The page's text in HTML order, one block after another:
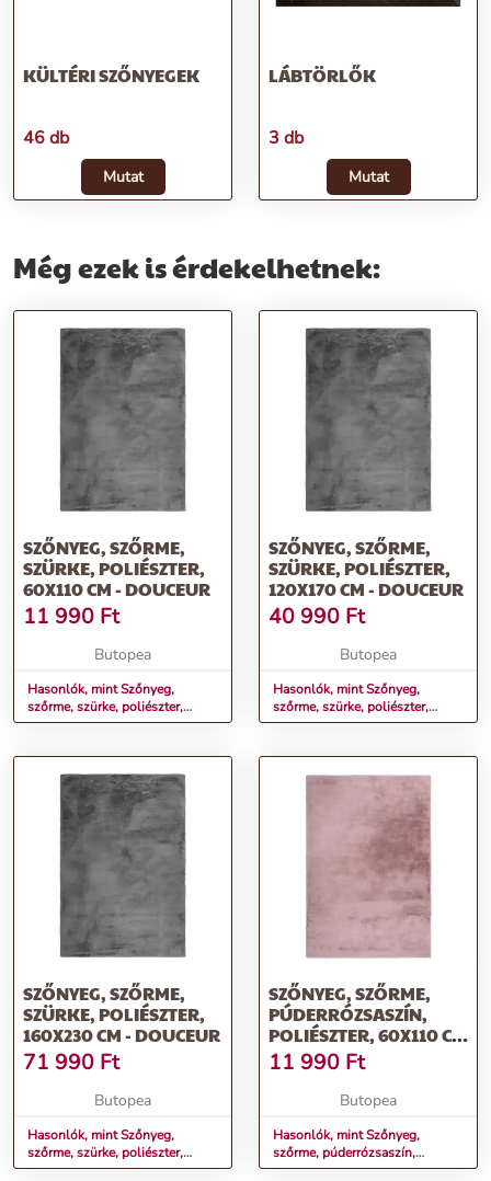
KÜLTÉRI SZŐNYEGEK
46 db
Mutat
LÁBTÖRLŐK
3 db
Mutat
Még ezek is érdekelhetnek:
SZŐNYEG, SZŐRME,
SZÜRKE, POLIÉSZTER,
60X110 CM - DOUCEUR
11 990 Ft
Butopea
Hasonlók, mint Szőnyeg,
szőrme, szürke, poliészter,
60x110 cm - DOUCEUR
SZŐNYEG, SZŐRME,
SZÜRKE, POLIÉSZTER,
120X170 CM - DOUCEUR
40 990 Ft
Butopea
Hasonlók, mint Szőnyeg,
szőrme, szürke, poliészter,
120x170 cm - DOUCEUR
SZŐNYEG, SZŐRME,
SZÜRKE, POLIÉSZTER,
160X230 CM - DOUCEUR
71 990 Ft
Butopea
Hasonlók, mint Szőnyeg,
szőrme, szürke, poliészter,
160x230 cm - DOUCEUR
SZŐNYEG, SZŐRME,
PÚDERRÓZSASZÍN,
POLIÉSZTER, 60X110 CM
- DOUCEUR
11 990 Ft
Butopea
Hasonlók, mint Szőnyeg,
szőrme, púderrózsaszín,
poliészter, 60x110 cm -